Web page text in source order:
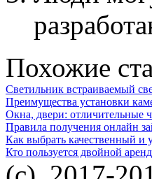
Похожие
Светильник встраиваемый
Преимущества установки
Окна, двери: отличительные
Правила получения онлайн
Как выбрать качественный и
Кто пользуется двойной